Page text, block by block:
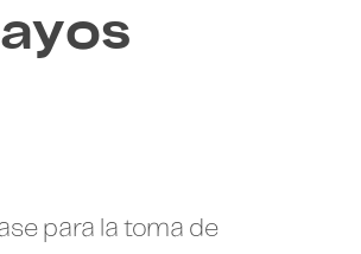
para la toma de